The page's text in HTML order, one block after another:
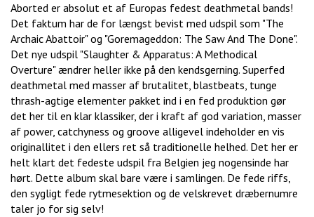
Aborted er absolut et af Europas fedest deathmetal bands!
Det faktum har de for længst bevist med udspil som "The
Archaic Abattoir" og "Goremageddon: The Saw And The Done".
Det nye udspil "Slaughter & Apparatus: A Methodical
Overture" ændrer heller ikke på den kendsgerning. Superfed
deathmetal med masser af brutalitet, blastbeats, tunge
thrash-agtige elementer pakket ind i en fed produktion gør
det her til en klar klassiker, der i kraft af god variation, masser
af power, catchyness og groove alligevel indeholder en vis
originallitet i den ellers ret så traditionelle helhed. Det her er
helt klart det fedeste udspil fra Belgien jeg nogensinde har
hørt. Dette album skal bare være i samlingen. De fede riffs,
den sygligt fede rytmesektion og de velskrevet dræbernumre
taler jo for sig selv!